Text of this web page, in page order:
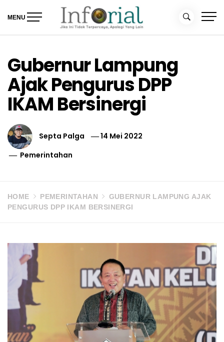
MENU
Gubernur Lampung
Ajak Pengurus DPP
IKAM Bersinergi
Septa Palga
14 Mei 2022
Pemerintahan
HOME PEMERINTAHAN
GUBERNUR LAMPUNG AJAK
PENGURUS DPP IKAM BERSINERGI